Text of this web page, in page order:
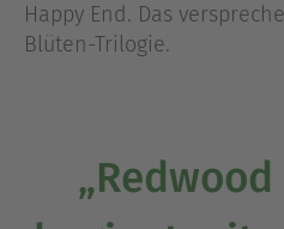
Happy End. Das
Blüten-Trilogie.
„Redwood